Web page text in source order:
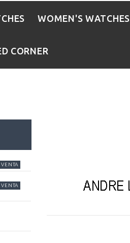
WOMEN'S WATCHES
CORNER
VENTA
VENTA